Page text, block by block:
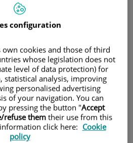
nervio periférico, cuando implica
deben ser enfocadas a la
capacidad de recuperación funcional
muy amplia.
configuration
cookies and those of third
whose legislation does not
level of data protection) for
statistical analysis, improving
personalised advertising
of your navigation. You can
pressing the button "Accept
refuse themtheir use from this
click here: Cookie
policy